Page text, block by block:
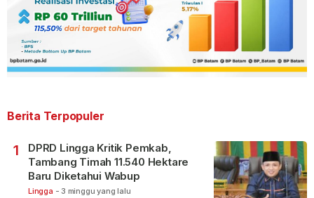
Berita Terpopuler
1
DPRD Lingga Kritik Pemkab,
Tambang Timah 11.540 Hektare
Baru Diketahui Wabup
Lingga - 3 minggu yang lalu